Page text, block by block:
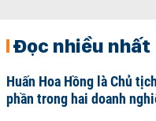
Đọc nhiều nhất
Huấn Hoa Hồng là Chủ
phần trong hai doanh